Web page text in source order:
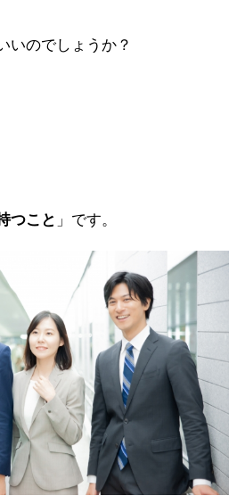
いのでしょうか？
つこと 」です。